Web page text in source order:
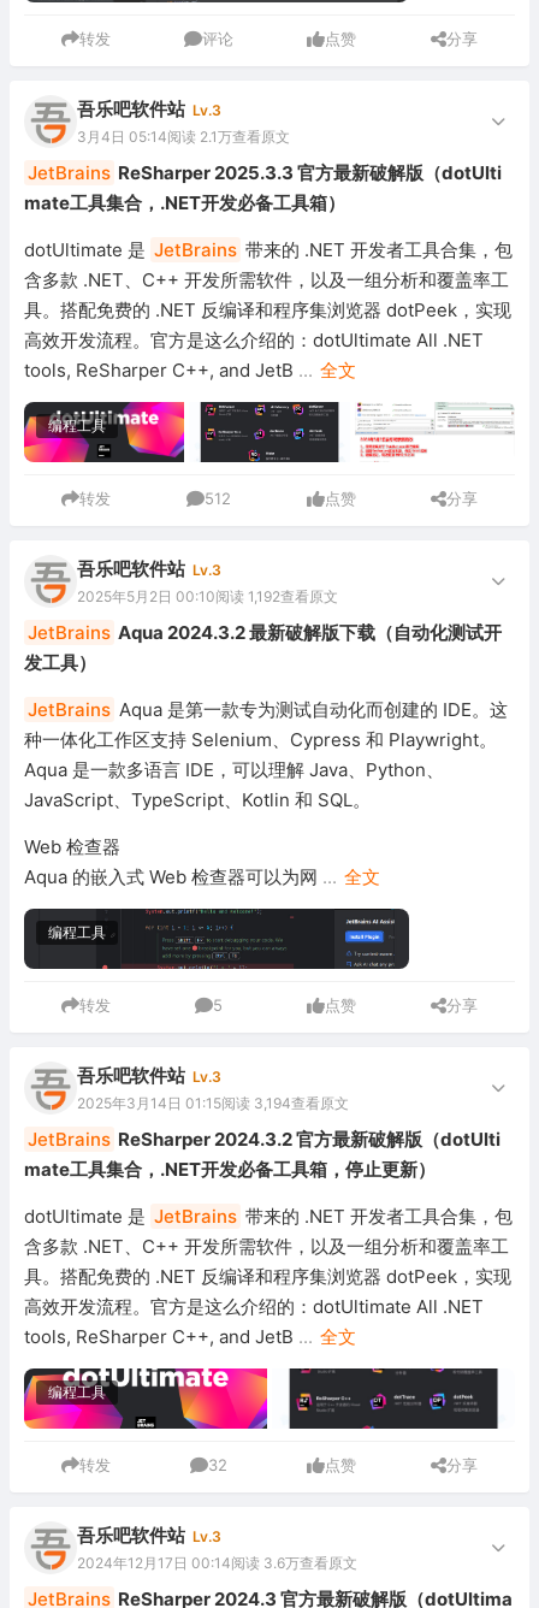
转发 评论 点赞 分享
吾乐吧软件站 Lv.3
3月4日 05:14阅读 2.1万查看原文
JetBrains ReSharper 2025.3.3 官方最新破解版（dotUlti
mate工具集合，.NET开发必备工具箱）
dotUltimate 是 JetBrains 带来的 .NET 开发者工具合集，包
含多款 .NET、C++ 开发所需软件，以及一组分析和覆盖率工
具。搭配免费的 .NET 反编译和程序集浏览器 dotPeek，实现
高效开发流程。官方是这么介绍的：dotUltimate All .NET
tools, ReSharper C++, and JetB ... 全文
编程工具
转发 512 点赞 分享
吾乐吧软件站 Lv.3
2025年5月2日 00:10阅读 1,192查看原文
JetBrains Aqua 2024.3.2 最新破解版下载（自动化测试开
发工具）
JetBrains Aqua 是第一款专为测试自动化而创建的 IDE。这
种一体化工作区支持 Selenium、Cypress 和 Playwright。
Aqua 是一款多语言 IDE，可以理解 Java、Python、
JavaScript、TypeScript、Kotlin 和 SQL。
Web 检查器
Aqua 的嵌入式 Web 检查器可以为网 ... 全文
编程工具
转发 5 点赞 分享
吾乐吧软件站 Lv.3
2025年3月14日 01:15阅读 3,194查看原文
JetBrains ReSharper 2024.3.2 官方最新破解版（dotUlti
mate工具集合，.NET开发必备工具箱，停止更新）
dotUltimate 是 JetBrains 带来的 .NET 开发者工具合集，包
含多款 .NET、C++ 开发所需软件，以及一组分析和覆盖率工
具。搭配免费的 .NET 反编译和程序集浏览器 dotPeek，实现
高效开发流程。官方是这么介绍的：dotUltimate All .NET
tools, ReSharper C++, and JetB ... 全文
编程工具
转发 32 点赞 分享
吾乐吧软件站 Lv.3
2024年12月17日 00:14阅读 3.6万查看原文
JetBrains ReSharper 2024.3 官方最新破解版（dotUltima